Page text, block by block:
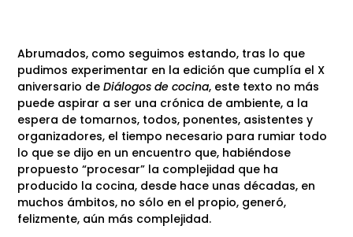
Abrumados, como seguimos estando, tras lo que
pudimos experimentar en la edición que cumplía el X
aniversario deDiálogos de cocina, este texto no más
puede aspirar a ser una crónica de ambiente, a la
espera de tomarnos, todos, ponentes, asistentes y
organizadores, el tiempo necesario para rumiar todo
lo que se dijo en un encuentro que, habiéndose
propuesto “procesar” la complejidad que ha
producido la cocina, desde hace unas décadas, en
muchos ámbitos, no sólo en el propio, generó,
felizmente, aún más complejidad.